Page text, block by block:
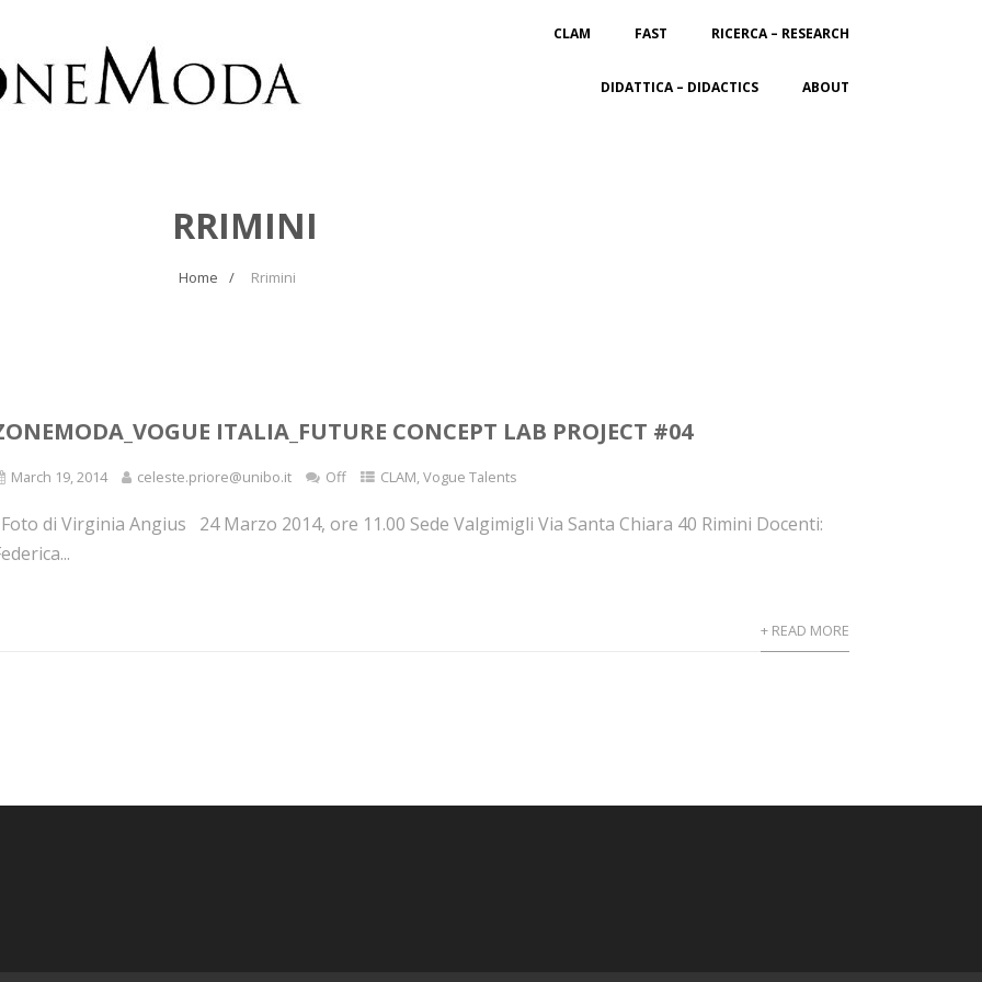
CLAM FAST RICERCA – RESEARCH
DIDATTICA – DIDACTICS ABOUT
RRIMINI
Home Rrimini
ITALIA_FUTURE CONCEPT LAB PROJECT #04
March 19, 2014 celeste.priore@unibo.it Off CLAM,Vogue Talents
di Virginia Angius 24 Marzo 2014, ore 11.00 Sede Valgimigli Via Santa Chiara 40 Rimini Docenti:
+ READ MORE